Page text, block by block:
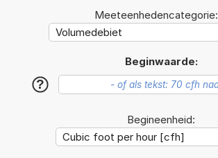
Meeteenhedencategorie:
Beginwaarde:
?
Begineenheid: